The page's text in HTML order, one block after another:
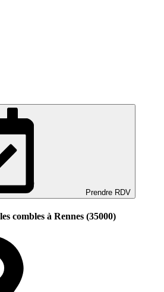
Prendre RDV
combles à Rennes (35000)